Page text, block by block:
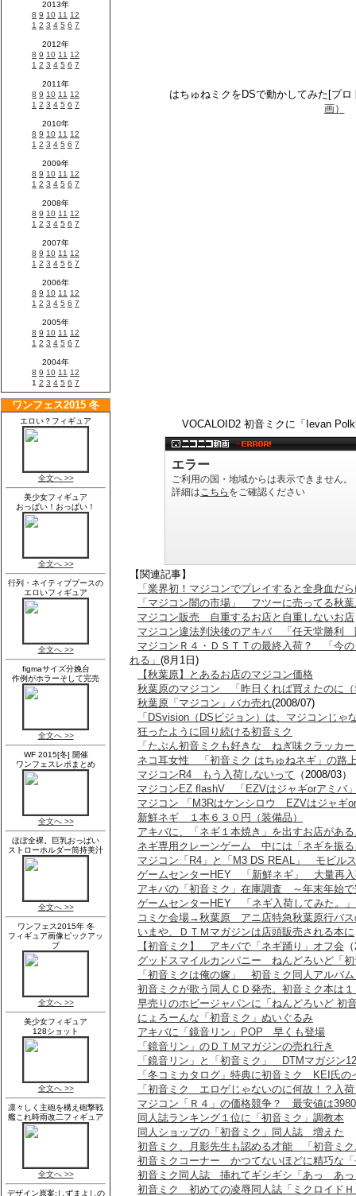
はちゅねミクをDSで動かしてみた[プ
画）
VOCALOID2 初音ミクに「Ievan
【関連記事】
「業界初！マジコンでプレイすると全身血だ
「マジコン闇の市場」 フツーに売ってる秋
マジコン販売 自重するお店と自重しないお店
マジコン違法判決後のアキバ 「任天堂勝利
マジコンＲ４・ＤＳＴＴの最終入荷？ 「今
れる」 (8月1日)
【秋葉原】とあるお店のマジコン価格
秋葉原のマジコン 「昨日くれば買えたのに
秋葉原「マジコン」バカ売れ(2008/07)
「DSvision（DSビジョン）は、マジコンじゃ
狂ったように回り続ける初音ミク
「たぶん初音ミクも好きな ねぎ味クラッカ
ネコ耳女性 「初音ミク はちゅねネギ」の路
マジコンR4 もう入荷しないって （2008/03）
マジコンEZ flashV 「EZVはジャギorアミバ
マジコン 「M3Rはケンシロウ EZVはジャギ
新鮮ネギ １本６３０円（装備品）
アキバに、「ネギ１本焼き」を出すお店があ
ネギ専用クレーンゲーム 中には「ネギを振
マジコン「R4」と「M3 DS REAL」 モビル
ゲームセンターHEY 「新鮮ネギ」 大量再
アキバの「初音ミク」在庫調査 ～年末年始
ゲームセンターHEY 「ネギ入荷してみた。
コミケ会場→秋葉原 アニ店特急秋葉原行バス
いまや、ＤＴＭマガジンは店頭販売される本に
【初音ミク】 アキバで「ネギ踊り」オフ会
グッドスマイルカンパニー ねんどろいど「
「初音ミクは俺の嫁」 初音ミク同人アルバ
初音ミクが歌う同人ＣＤ発売。初音ミク本は
早売りのホビージャパンに「ねんどろいど 初
にょろーんな「初音ミク」ぬいぐるみ
アキバに「鏡音リン」POP 早くも登場
「鏡音リン」のＤＴＭマガジンの売れ行き
「鏡音リン」と「初音ミク」 DTMマガジン
「冬コミカタログ」特典に初音ミク KEI氏の
「初音ミク エロゲじゃないのに何故！？入
マジコン「Ｒ４」の価格競争？ 最安値は
同人誌ランキング１位に「初音ミク」調教本
同人ショップの「初音ミク」同人誌 増えた
初音ミク、月影先生も認める才能 「初音ミ
初音ミクコーナー かつてないほどに精巧な「
初音ミク同人誌 挿れてギシギシ「あっ あ
初音ミク 初めての凌辱同人誌「ミクロイドＨ